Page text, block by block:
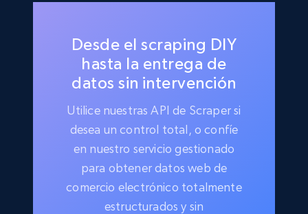
Desde el scraping DIY
hasta la entrega de
datos sin intervención
Utilice nuestras API de Scraper si
desea un control total, o confíe
en nuestro servicio gestionado
para obtener datos web de
comercio electrónico totalmente
estructurados y sin